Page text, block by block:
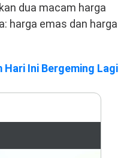
dua macam harga
harga emas dan harga
Hari Ini Bergeming Lagi